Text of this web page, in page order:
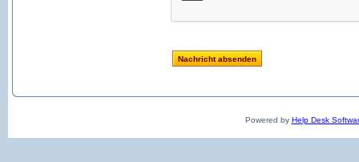
Powered by Help Desk